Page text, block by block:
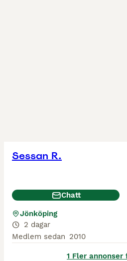
Sessan R.
Chatt
Jönköping
2 dagar
Medlem sedan 2010
1 Fler